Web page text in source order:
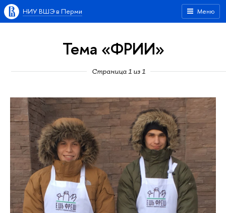
Меню
НИУ ВШЭ в Перми
Тема «ФРИИ»
Страница 1 из 1